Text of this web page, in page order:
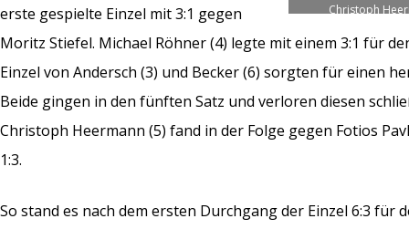
Christoph
erste gespielte Einzel mit 3:1 gegen
Moritz Stiefel. Michael Röhner (4) legte mit einem 3:1 für
Einzel von Andersch (3) und Becker (6) sorgten für einen
Beide gingen in den fünften Satz und verloren diesen
Christoph Heermann (5) fand in der Folge gegen Fotios
1:3.
So stand es nach dem ersten Durchgang der Einzel 6:3 für